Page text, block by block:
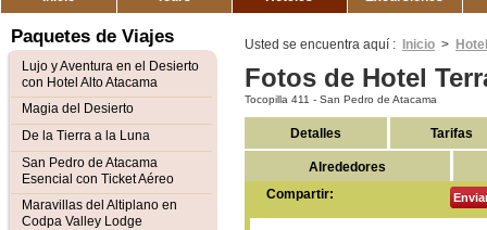
Usted se encuentra aquí : Inicio >
Fotos de Hotel
Tocopilla 411 - San Pedro de Atacama
Detalles Tarifas
Alrededores
Compartir:
Paquetes de Viajes
Lujo y Aventura en el Desierto
con Hotel Alto Atacama
Magia del Desierto
De la Tierra a la Luna
San Pedro de Atacama
Esencial con Ticket Aéreo
Maravillas del Altiplano en
Codpa Valley Lodge